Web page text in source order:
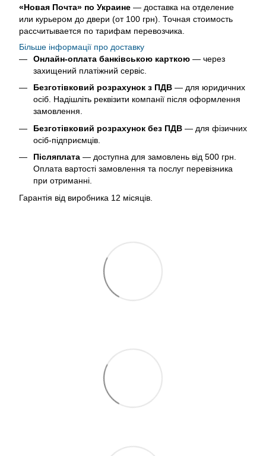
«Новая Почта» по Украине — доставка на отделение
или курьером до двери (от 100 грн). Точная стоимость
рассчитывается по тарифам перевозчика.
Більше інформації про доставку
Онлайн-оплата банківською карткою — через
захищений платіжний сервіс.
Безготівковий розрахунок з ПДВ — для юридичних
осіб. Надішліть реквізити компанії після оформлення
замовлення.
Безготівковий розрахунок без ПДВ — для фізичних
осіб-підприємців.
Післяплата — доступна для замовлень від 500 грн.
Оплата вартості замовлення та послуг перевізника
при отриманні.
Гарантія від виробника 12 місяців.